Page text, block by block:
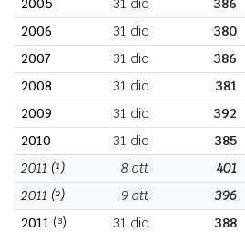
2005
31 dic 386
2006
31 dic 380
2007
31 dic 386
2008
31 dic 381
2009
31 dic 392
2010
31 dic 385
2011 (¹) 8 ott 401
2011 (²) 9 ott 396
2011 (³) 31 dic 388